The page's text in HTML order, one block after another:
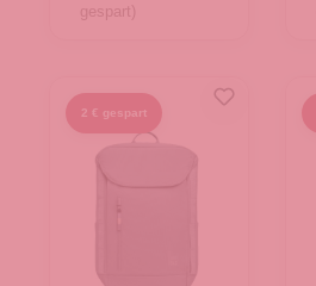
gespart)
2 € gespart